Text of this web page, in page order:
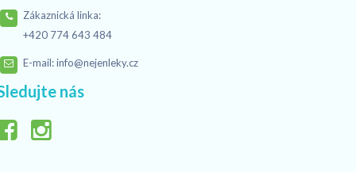
Zákaznická linka:
+420 774 643 484
E-mail:info@nejenleky.cz
nás